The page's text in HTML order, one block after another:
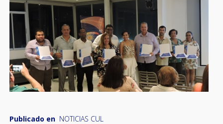
Publicado en NOTICIAS CUL